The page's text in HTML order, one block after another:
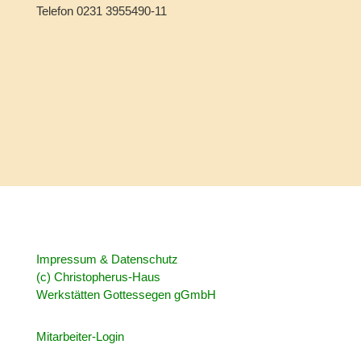
Telefon 0231 3955490-11
Impressum & Datenschutz
(c) Christopherus-Haus
Werkstätten Gottessegen gGmbH
Mitarbeiter-Login